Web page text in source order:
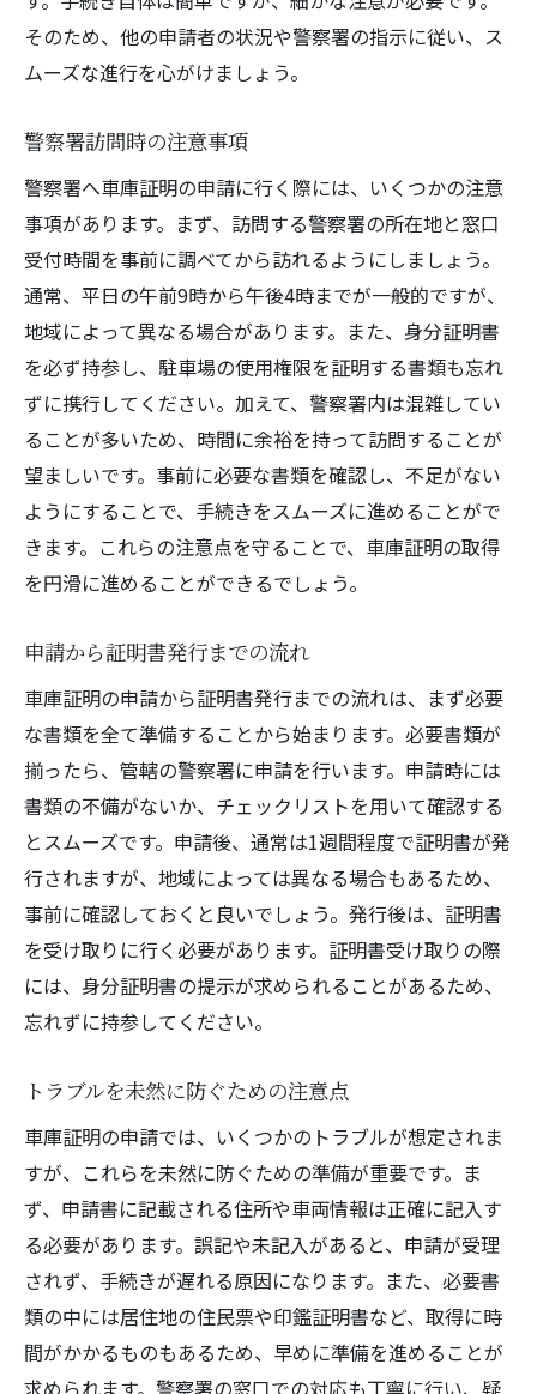
そのため、他の申請者の状況や警察署の指示に従い、ス
ムーズな進行を心がけましょう。
警察署訪問時の注意事項
警察署へ車庫証明の申請に行く際には、いくつかの注意
事項があります。まず、訪問する警察署の所在地と窓口
受付時間を事前に調べてから訪れるようにしましょう。
通常、平日の午前9時から午後4時までが一般的ですが、
地域によって異なる場合があります。また、身分証明書
を必ず持参し、駐車場の使用権限を証明する書類も忘れ
ずに携行してください。加えて、警察署内は混雑してい
ることが多いため、時間に余裕を持って訪問することが
望ましいです。事前に必要な書類を確認し、不足がない
ようにすることで、手続きをスムーズに進めることがで
きます。これらの注意点を守ることで、車庫証明の取得
を円滑に進めることができるでしょう。
申請から証明書発行までの流れ
車庫証明の申請から証明書発行までの流れは、まず必要
な書類を全て準備することから始まります。必要書類が
揃ったら、管轄の警察署に申請を行います。申請時には
書類の不備がないか、チェックリストを用いて確認する
とスムーズです。申請後、通常は1週間程度で証明書が発
行されますが、地域によっては異なる場合もあるため、
事前に確認しておくと良いでしょう。発行後は、証明書
を受け取りに行く必要があります。証明書受け取りの際
には、身分証明書の提示が求められることがあるため、
忘れずに持参してください。
トラブルを未然に防ぐための注意点
車庫証明の申請では、いくつかのトラブルが想定されま
すが、これらを未然に防ぐための準備が重要です。ま
ず、申請書に記載される住所や車両情報は正確に記入す
る必要があります。誤記や未記入があると、申請が受理
されず、手続きが遅れる原因になります。また、必要書
類の中には居住地の住民票や印鑑証明書など、取得に時
間がかかるものもあるため、早めに準備を進めることが
求められます。警察署の窓口での対応も丁寧に行い、疑